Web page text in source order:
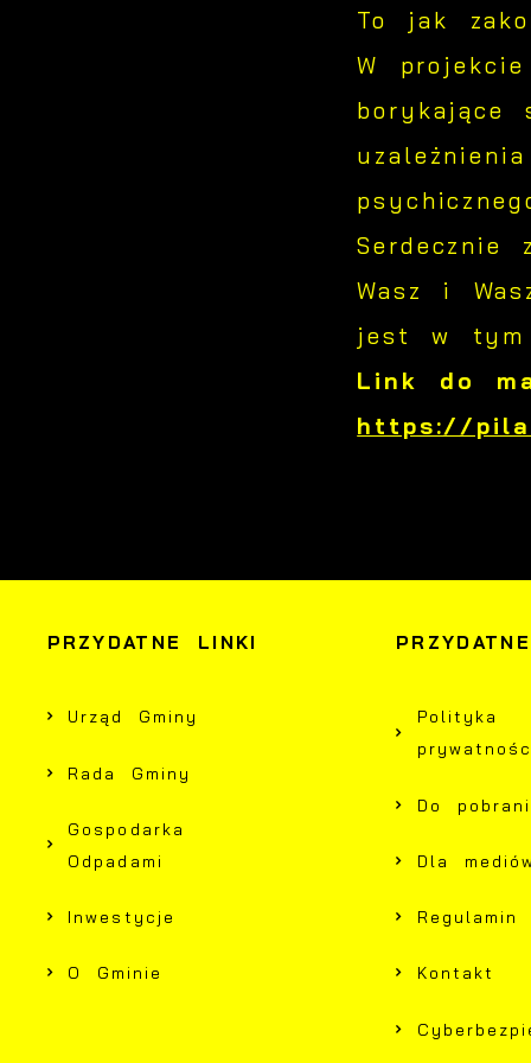
To jak
W
Serdecznie
Wasz i
jest w tym
Link do
https://
PRZYDATNE LINKI
Urząd Gminy
Rada Gminy
Gospodarka
Odpadami
Inwestycje
O Gminie
Polityka
Do
Dla
Regulamin
Kontakt